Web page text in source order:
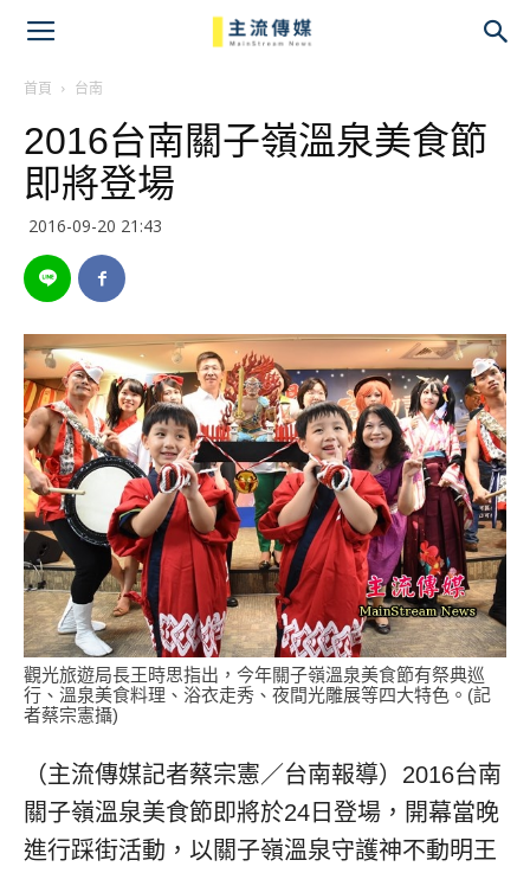
首頁 台南
2016台南關子嶺溫泉美食節
即將登場
2016-09-20 21:43
觀光旅遊局長王時思指出，今年關子嶺溫泉美食節有祭典巡
行、溫泉美食料理、浴衣走秀、夜間光雕展等四大特色。(記
者蔡宗憲攝)
（主流傳媒記者蔡宗憲／台南報導）2016台南
關子嶺溫泉美食節即將於24日登場，開幕當晚
進行踩街活動，以關子嶺溫泉守護神不動明王